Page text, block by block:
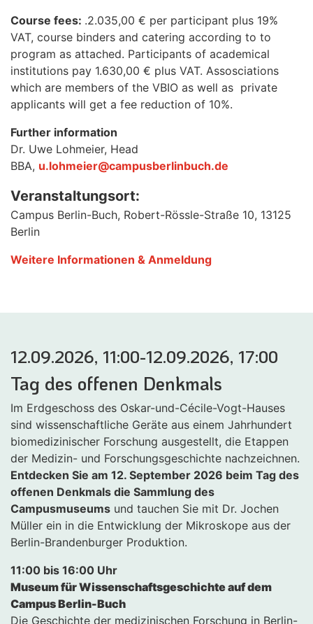
Course fees: .2.035,00 € per participant plus 19%
VAT, course binders and catering according to to
program as attached. Participants of academical
institutions pay 1.630,00 € plus VAT. Assosciations
which are members of the VBIO as well as private
applicants will get a fee reduction of 10%.
Further information
Dr. Uwe Lohmeier, Head
BBA, u.lohmeier@campusberlinbuch.de
Veranstaltungsort:
Campus Berlin-Buch, Robert-Rössle-Straße 10, 13125
Berlin
Weitere Informationen & Anmeldung
12.09.2026, 11:00-12.09.2026, 17:00
Tag des offenen Denkmals
Im Erdgeschoss des Oskar-und-Cécile-Vogt-Hauses
sind wissenschaftliche Geräte aus einem Jahrhundert
biomedizinischer Forschung ausgestellt, die Etappen
der Medizin- und Forschungsgeschichte nachzeichnen.
Entdecken Sie am 12. September 2026 beim Tag des
offenen Denkmals die Sammlung des
Campusmuseums und tauchen Sie mit Dr. Jochen
Müller ein in die Entwicklung der Mikroskope aus der
Berlin-Brandenburger Produktion.
11:00 bis 16:00 Uhr
Museum für Wissenschaftsgeschichte auf dem
Campus Berlin-Buch
Die Geschichte der medizinischen Forschung in Berlin-